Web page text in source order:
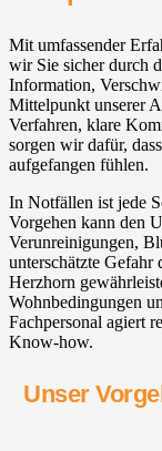
Mit umfassender
wir Sie sicher durch
Information,
Mittelpunkt unserer
Verfahren, klare
sorgen wir dafür,
aufgefangen fühlen.
In Notfällen ist jede
Vorgehen kann den
Verunreinigungen,
unterschätzte Gefahr
Herzhorn
Wohnbedingungen
Fachpersonal agiert
Know-how.
Unser